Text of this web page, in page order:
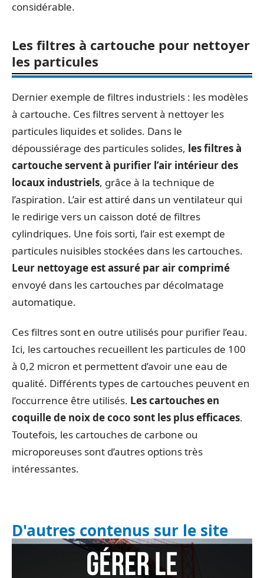
considérable.
Les filtres à cartouche pour nettoyer
les particules
Dernier exemple de filtres industriels : les modèles
à cartouche. Ces filtres servent à nettoyer les
particules liquides et solides. Dans le
dépoussiérage des particules solides, les filtres à
cartouche servent à purifier l’air intérieur des
locaux industriels, grâce à la technique de
l’aspiration. L’air est attiré dans un ventilateur qui
le redirige vers un caisson doté de filtres
cylindriques. Une fois sorti, l’air est exempt de
particules nuisibles stockées dans les cartouches.
Leur nettoyage est assuré par air comprimé
envoyé dans les cartouches par décolmatage
automatique.
Ces filtres sont en outre utilisés pour purifier l’eau.
Ici, les cartouches recueillent les particules de 100
à 0,2 micron et permettent d’avoir une eau de
qualité. Différents types de cartouches peuvent en
l’occurrence être utilisés. Les cartouches en
coquille de noix de coco sont les plus efficaces.
Toutefois, les cartouches de carbone ou
microporeuses sont d’autres options très
intéressantes.
D'autres contenus sur le site